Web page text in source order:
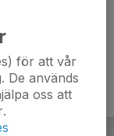
för att vår
De används
oss att